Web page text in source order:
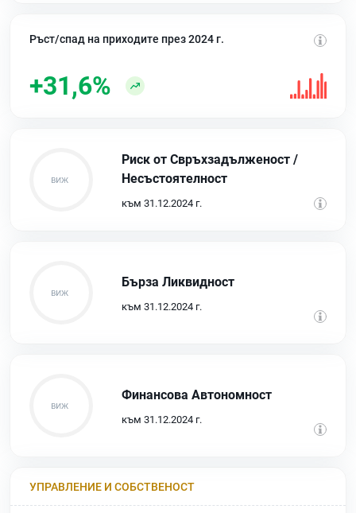
Ръст/спад на приходите през 2024 г.
+31,6%
Риск от Свръхзадълженост /
Несъстоятелност
към 31.12.2024 г.
Бърза Ликвидност
към 31.12.2024 г.
Финансова Автономност
към 31.12.2024 г.
УПРАВЛЕНИЕ И СОБСТВЕНОСТ